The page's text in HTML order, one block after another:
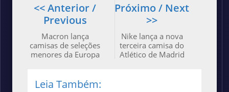
Próximo / Next
>>
Nike lança a nova
terceira camisa do
Atlético de Madrid
<< Anterior /
Previous
Macron lança
camisas de seleções
menores da Europa
Leia Também: